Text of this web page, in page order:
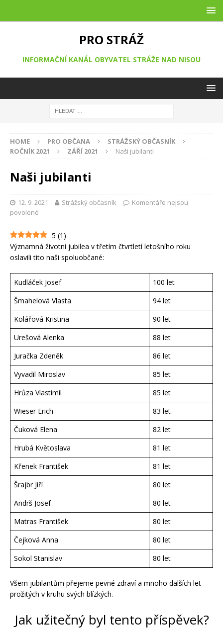
PRO STRÁŽ
INFORMAČNÍ KANÁL OBYVATEL STRÁŽE NAD NISOU
HOME PRO OBČANA
STRÁŽSKÝ OBČASNÍK
ROČNÍK 2021
ZÁŘÍ 2021 Naši jubilanti
Naši jubilanti
12. 9. 2021 Strážský občasník
Komentáře nejsou
povolené
5 (1 )
Významná životní jubilea v třetím čtvrtletí letošního roku
oslavili tito naši spoluobčané:
Kudláček Josef
100 let
Šmahelová Vlasta
94 let
Kolářová Kristina
90 let
Urešová Alenka
88 let
Juračka Zdeněk
86 let
Vyvadil Miroslav
85 let
Hrůza Vlastimil
85 let
Wieser Erich
83 let
Čuková Elena
82 let
Hrubá Květoslava
81 let
Křenek František
81 let
Šrajbr Jiří
80 let
Andrš Josef
80 let
Matras František
80 let
Čejková Anna
80 let
Sokol Stanislav
80 let
Všem jubilantům přejeme pevné zdraví a mnoho dalších let
prožitých v kruhu svých blízkých.
Jak užitečný byl tento příspěvek?